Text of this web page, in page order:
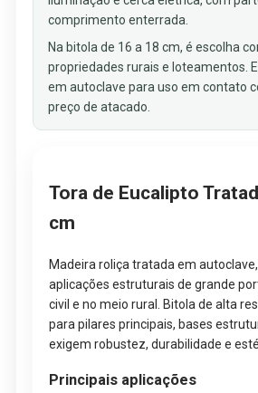
comprimento enterrada.
Na bitola de 16 a 18 cm, é escolha
propriedades rurais e loteamentos.
em autoclave para uso em contato
preço de atacado.
Tora de Eucalipto
cm
Madeira roliça tratada em
aplicações estruturais de grande
civil e no meio rural. Bitola de alta
para pilares principais, bases
exigem robustez, durabilidade e
Principais aplicações